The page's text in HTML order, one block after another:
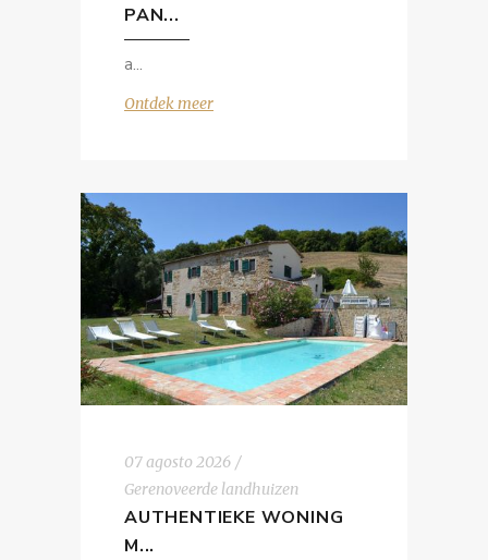
PAN...
a
Ontdek meer
07 agosto 2026
Gerenoveerde landhuizen
AUTHENTIEKE WONING
M...